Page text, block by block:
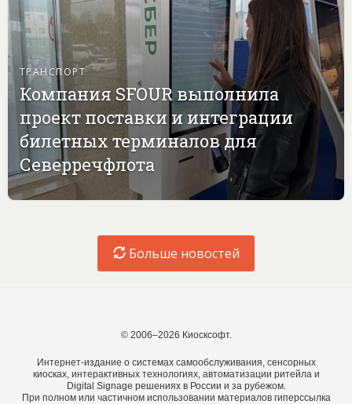
ТРАНСПОРТ
Компания SFOUR выполнила
проект поставки и интеграции
билетных терминалов для
Северречфлота
Больше новостей
© 2006–2026 Киосксофт.
Интернет-издание о системах самообслуживания, сенсорных
киосках, интерактивных технологиях, автоматизации ритейла и
Digital Signage решениях в России и за рубежом.
При полном или частичном использовании материалов гиперссылка